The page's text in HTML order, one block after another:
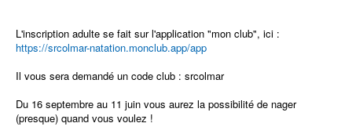
L'inscription adulte se fait sur l'application "mon club", ici :
https://srcolmar-natation.monclub.app/app
Il vous sera demandé un code club : srcolmar
Du 16 septembre au 11 juin vous aurez la possibilité de nager
(presque) quand vous voulez !